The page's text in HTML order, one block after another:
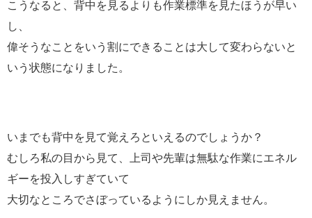
こうなると、背中を見るよりも作業標準を見たほうが早い
し、
偉そうなことをいう割にできることは大して変わらないと
いう状態になりました。
いまでも背中を見て覚えろといえるのでしょうか？
むしろ私の目から見て、上司や先輩は無駄な作業にエネル
ギーを投入しすぎていて
大切なところでさぼっているようにしか見えません。